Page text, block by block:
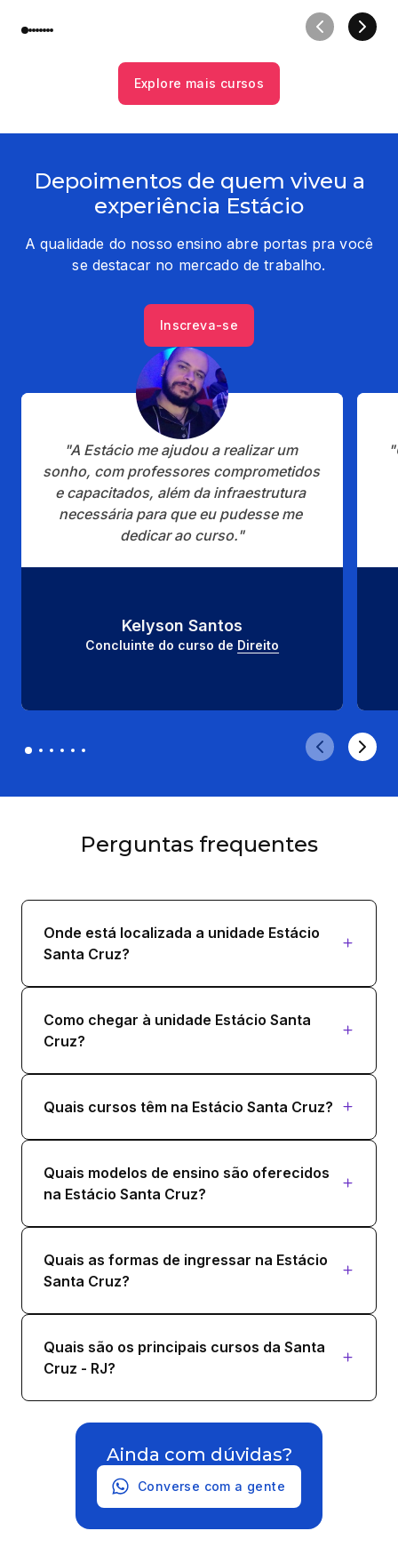
Explore mais cursos
Depoimentos de quem viveu a
experiência Estácio
A qualidade do nosso ensino abre portas pra você
se destacar no mercado de trabalho.
Inscreva-se
"A Estácio me ajudou a realizar um
sonho, com professores comprometidos
e capacitados, além da infraestrutura
necessária para que eu pudesse me
dedicar ao curso."
Kelyson Santos
Concluinte do curso de Direito
Perguntas frequentes
Onde está localizada a unidade Estácio
Santa Cruz?
Como chegar à unidade Estácio Santa
Cruz?
Quais cursos têm na Estácio Santa Cruz?
Quais modelos de ensino são oferecidos
na Estácio Santa Cruz?
Quais as formas de ingressar na Estácio
Santa Cruz?
Quais são os principais cursos da Santa
Cruz - RJ?
Ainda com dúvidas?
Converse com a gente